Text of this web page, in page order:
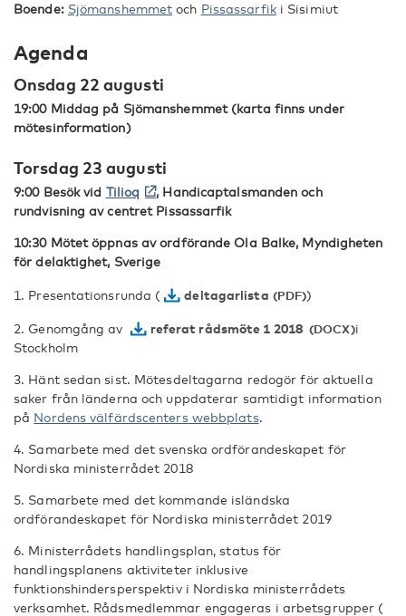
Boende: Sjömanshemmet och Pissassarfiki Sisimiut
Agenda
Onsdag 22 augusti
19:00 Middag på Sjömanshemmet (karta finns under
mötesinformation)
Torsdag 23 augusti
9:00 Besök vid Tilioq
, Handicaptalsmanden och
rundvisning av centret Pissassarfik
10:30 Mötet öppnas av ordförande Ola Balke, Myndigheten
för delaktighet, Sverige
1. Presentationsrunda ( deltagarlista )
2. Genomgång av referat rådsmöte 1 2018
i
Stockholm
3. Hänt sedan sist. Mötesdeltagarna redogör för aktuella
saker från länderna och uppdaterar samtidigt information
på Nordens välfärdscenters webbplats.
4. Samarbete med det svenska ordförandeskapet för
Nordiska ministerrådet 2018
5. Samarbete med det kommande isländska
ordförandeskapet för Nordiska ministerrådet 2019
6. Ministerrådets handlingsplan, status för
handlingsplanens aktiviteter inklusive
funktionshindersperspektiv i Nordiska ministerrådets
verksamhet. Rådsmedlemmar engageras i arbetsgrupper (